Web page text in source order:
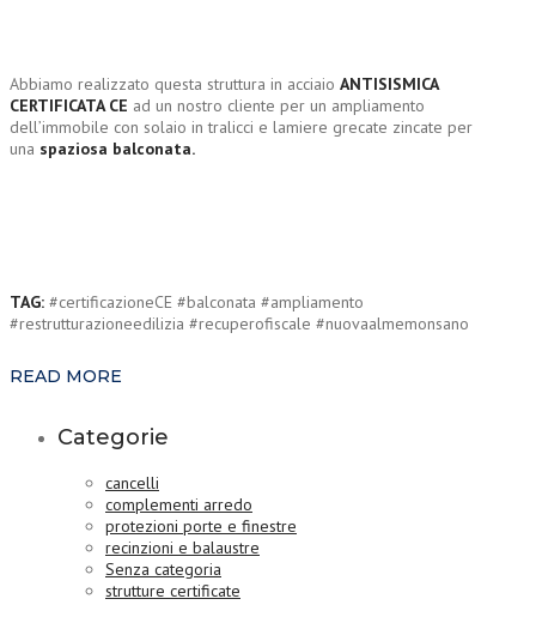
Abbiamo realizzato questa struttura in acciaio ANTISISMICA
CERTIFICATA CE ad un nostro cliente per un ampliamento
dell’immobile con solaio in tralicci e lamiere grecate zincate per
una spaziosa balconata.
TAG: #certificazioneCE #balconata #ampliamento
#restrutturazioneedilizia #recuperofiscale #nuovaalmemonsano
READ MORE
Categorie
cancelli
complementi arredo
protezioni porte e finestre
recinzioni e balaustre
Senza categoria
strutture certificate